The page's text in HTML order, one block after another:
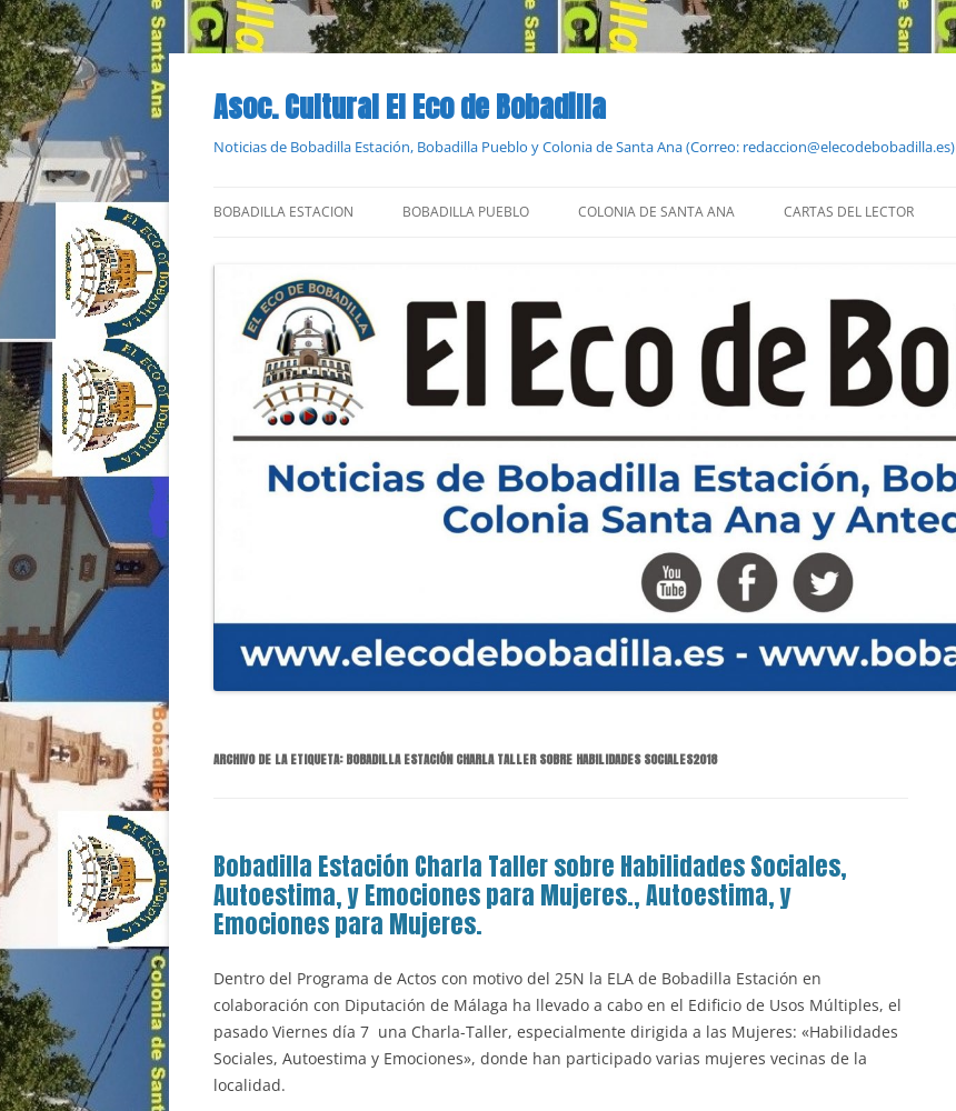
Saltar
contenido
Asoc. Cultural El Eco de Bobadilla
Noticias de Bobadilla Estación, Bobadilla Pueblo y Colonia de Santa Ana (Correo: redaccion@elecodebobadilla.es)
BOBADILLA ESTACION BOBADILLA PUEBLO COLONIA DE SANTA ANA CARTAS DEL LECTOR
ARCHIVO DE LA ETIQUETA:BOBADILLA ESTACIÓN CHARLA TALLER SOBRE HABILIDADES SOCIALES2018
Bobadilla Estación Charla Taller sobre Habilidades Sociales,
Autoestima, y Emociones para Mujeres., Autoestima, y
Emociones para Mujeres.
Dentro del Programa de Actos con motivo del 25N la ELA de Bobadilla Estación en
colaboración con Diputación de Málaga ha llevado a cabo en el Edificio de Usos Múltiples, el
pasado Viernes día 7 una Charla-Taller, especialmente dirigida a las Mujeres: «Habilidades
Sociales, Autoestima y Emociones», donde han participado varias mujeres vecinas de la
localidad.